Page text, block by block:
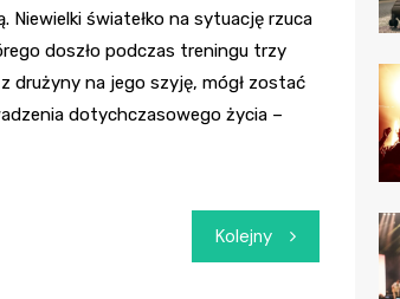
Niewielki światełko na sytuację rzuca
doszło podczas treningu trzy
drużyny na jego szyję, mógł zostać
dotychczasowego życia –
Kolejny